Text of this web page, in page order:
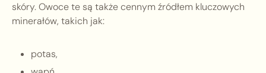
skóry. Owoce te są także cennym źródłem kluczowych
minerałów, takich jak:
potas,